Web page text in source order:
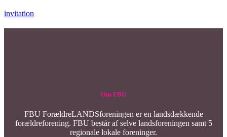
invitation
Om FBU
FBU ForældreLANDSforeningen er en landsdækkende
forældreforening. FBU består af selve landsforeningen samt 5
regionale lokale foreninger.